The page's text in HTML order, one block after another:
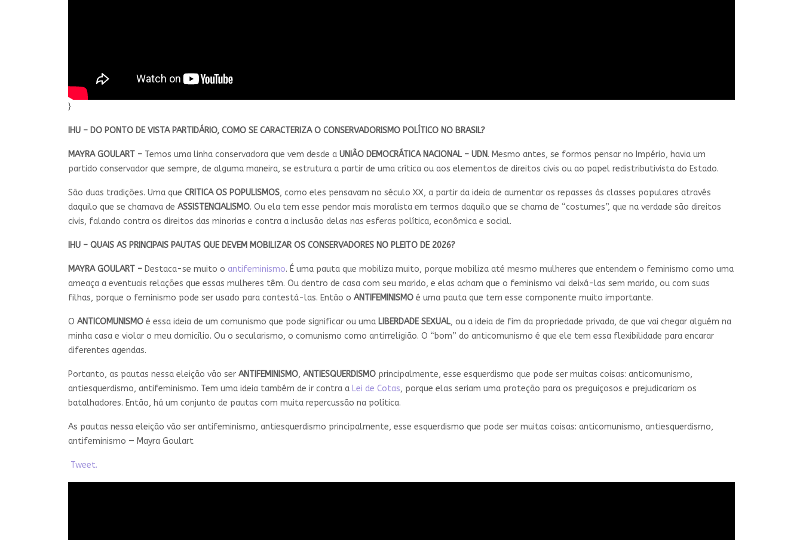
}
IHU – DO PONTO DE VISTA PARTIDÁRIO, COMO SE CARACTERIZA O CONSERVADORISMO POLÍTICO NO BRASIL?
MAYRA GOULART – Temos uma linha conservadora que vem desde a UNIÃO DEMOCRÁTICA NACIONAL – UDN. Mesmo antes, se formos pensar no Império, havia um
partido conservador que sempre, de alguma maneira, se estrutura a partir de uma crítica ou aos elementos de direitos civis ou ao papel redistributivista do Estado.
São duas tradições. Uma que CRITICA OS POPULISMOS, como eles pensavam no século XX, a partir da ideia de aumentar os repasses às classes populares através
daquilo que se chamava de ASSISTENCIALISMO. Ou ela tem esse pendor mais moralista em termos daquilo que se chama de “costumes”, que na verdade são direitos
civis, falando contra os direitos das minorias e contra a inclusão delas nas esferas política, econômica e social.
IHU – QUAIS AS PRINCIPAIS PAUTAS QUE DEVEM MOBILIZAR OS CONSERVADORES NO PLEITO DE 2026?
MAYRA GOULART – Destaca-se muito o antifeminismo. É uma pauta que mobiliza muito, porque mobiliza até mesmo mulheres que entendem o feminismo como uma
ameaça a eventuais relações que essas mulheres têm. Ou dentro de casa com seu marido, e elas acham que o feminismo vai deixá-las sem marido, ou com suas
filhas, porque o feminismo pode ser usado para contestá-las. Então o ANTIFEMINISMO é uma pauta que tem esse componente muito importante.
O ANTICOMUNISMO é essa ideia de um comunismo que pode significar ou uma LIBERDADE SEXUAL, ou a ideia de fim da propriedade privada, de que vai chegar alguém na
minha casa e violar o meu domicílio. Ou o secularismo, o comunismo como antirreligião. O “bom” do anticomunismo é que ele tem essa flexibilidade para encarar
diferentes agendas.
Portanto, as pautas nessa eleição vão ser ANTIFEMINISMO, ANTIESQUERDISMO principalmente, esse esquerdismo que pode ser muitas coisas: anticomunismo,
antiesquerdismo, antifeminismo. Tem uma ideia também de ir contra a Lei de Cotas, porque elas seriam uma proteção para os preguiçosos e prejudicariam os
batalhadores. Então, há um conjunto de pautas com muita repercussão na política.
As pautas nessa eleição vão ser antifeminismo, antiesquerdismo principalmente, esse esquerdismo que pode ser muitas coisas: anticomunismo, antiesquerdismo,
antifeminismo — Mayra Goulart
Tweet.